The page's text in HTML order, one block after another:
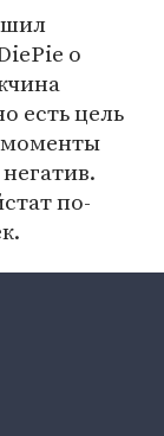
о
есть цель
моменты
по-